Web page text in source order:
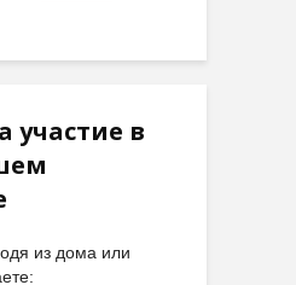
участие в
из дома или